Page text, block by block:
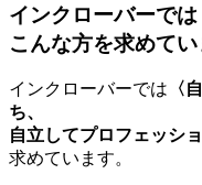
インクローバーでは
こんな方を求めてい
インクローバーでは 〈
ち、
自立してプロフェッシ
求めています。